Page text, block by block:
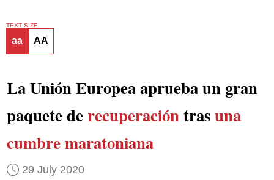
TEXT SIZE
aa AA
La Unión Europea aprueba un gran
paquete derecuperacióntrasuna
cumbre maratoniana
29 July 2020